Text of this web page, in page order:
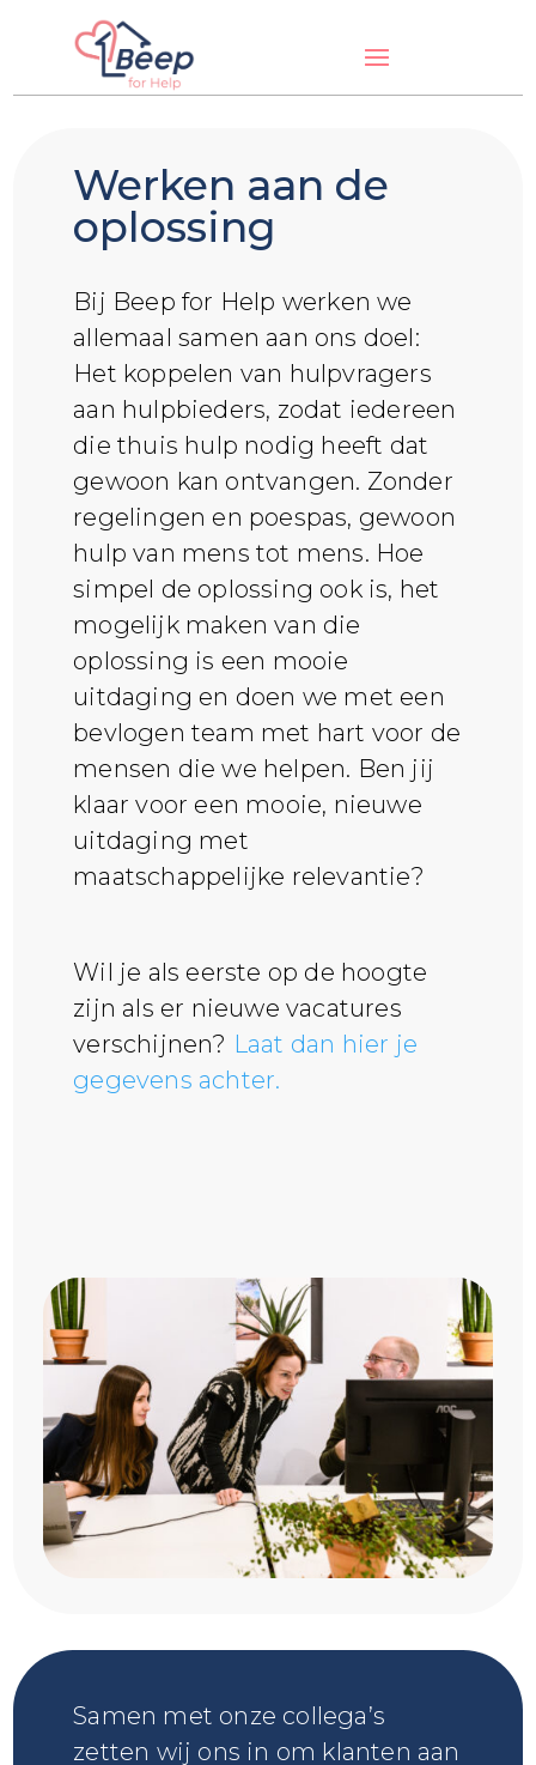
Werken aan de
oplossing
Bij Beep for Help werken we
allemaal samen aan ons doel:
Het koppelen van hulpvragers
aan hulpbieders, zodat iedereen
die thuis hulp nodig heeft dat
gewoon kan ontvangen. Zonder
regelingen en poespas, gewoon
hulp van mens tot mens. Hoe
simpel de oplossing ook is, het
mogelijk maken van die
oplossing is een mooie
uitdaging en doen we met een
bevlogen team met hart voor de
mensen die we helpen. Ben jij
klaar voor een mooie, nieuwe
uitdaging met
maatschappelijke relevantie?
Wil je als eerste op de hoogte
zijn als er nieuwe vacatures
verschijnen? Laat dan hier je
gegevens achter.
Samen met onze collega’s
zetten wij ons in om klanten aan